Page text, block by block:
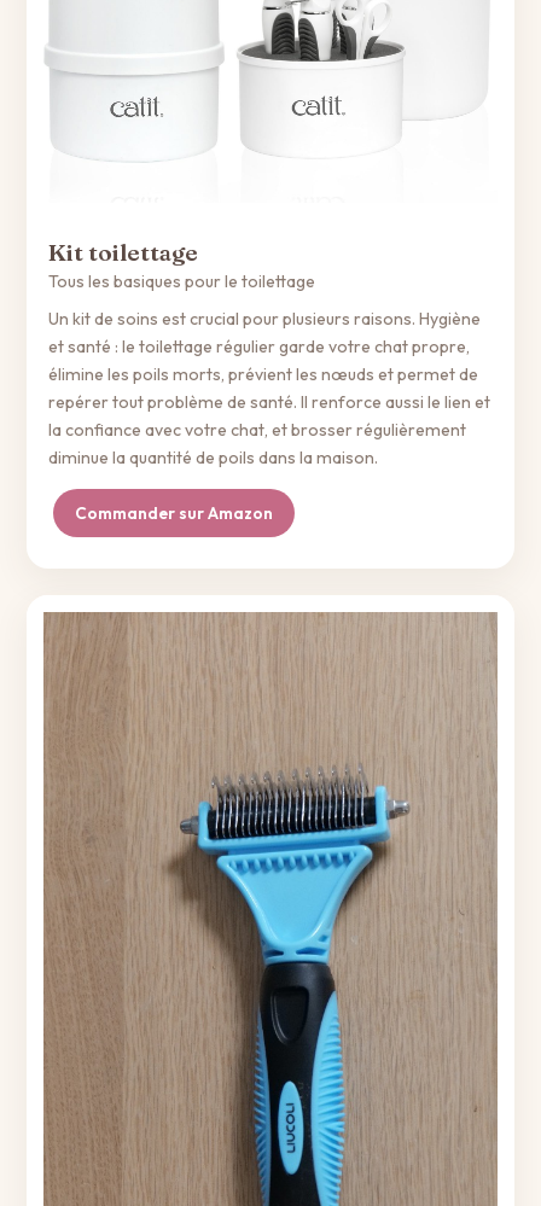
Kit toilettage
Tous les basiques pour le toilettage
Un kit de soins est crucial pour plusieurs raisons. Hygiène
et santé : le toilettage régulier garde votre chat propre,
élimine les poils morts, prévient les nœuds et permet de
repérer tout problème de santé. Il renforce aussi le lien et
la confiance avec votre chat, et brosser régulièrement
diminue la quantité de poils dans la maison.
Commander sur Amazon